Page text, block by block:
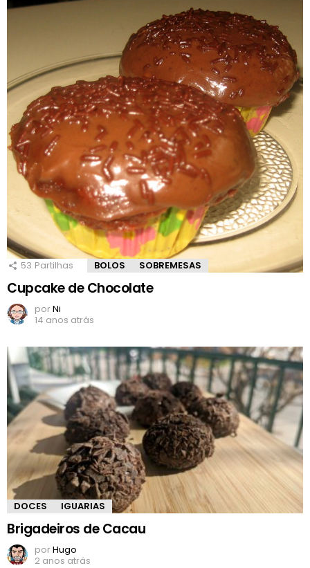
53 Partilhas BOLOS SOBREMESAS
Cupcake de Chocolate
porNi
14 anos atrás
DOCES IGUARIAS
Brigadeiros de Cacau
porHugo
2 anos atrás